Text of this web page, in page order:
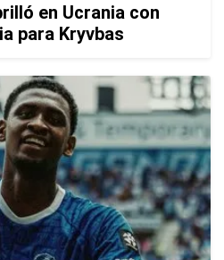
en Ucrania con
para Kryvbas